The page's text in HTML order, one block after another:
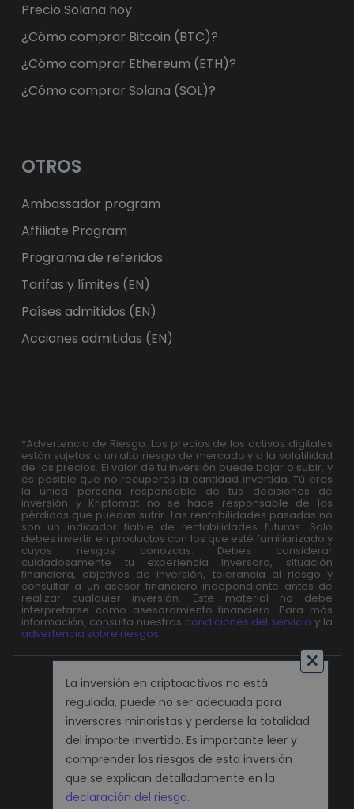
Precio Solana hoy
¿Cómo comprar Bitcoin (BTC)?
¿Cómo comprar Ethereum (ETH)?
¿Cómo comprar Solana (SOL)?
OTROS
Ambassador program
Affiliate Program
Programa de referidos
Tarifas y límites (EN)
Países admitidos (EN)
Acciones admitidas (EN)
*Advertencia de Riesgo: Los precios de los activos digitales
están sujetos a un alto riesgo de mercado y a la volatilidad
de los precios. El valor de tu inversión puede bajar o subir, y
es posible que no recuperes la cantidad invertida. Tú eres
la única persona responsable de tus decisiones de
inversión y Kriptomat no se hace responsable de las
pérdidas que puedas sufrir. Las rentabilidades pasadas no
son un indicador fiable de rentabilidades futuras. Solo
debes invertir en productos con los que esté familiarizado y
cuyos riesgos conozcas. Debes considerar
cuidadosamente tu experiencia inversora, situación
financiera, objetivos de inversión, tolerancia al riesgo y
consultar a un asesor financiero independiente antes de
realizar cualquier inversión. Este material no debe
interpretarse como asesoramiento financiero. Para más
información, consulta nuestras condiciones del servicio y la
advertencia sobre riesgos.
Kriptomat © 2026
La inversión en criptoactivos no está
regulada, puede no ser adecuada para
inversores minoristas y perderse la totalidad
del importe invertido. Es importante leer y
comprender los riesgos de esta inversión
que se explican detalladamente en la
declaración del riesgo.